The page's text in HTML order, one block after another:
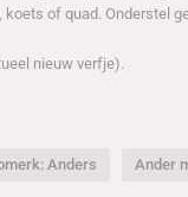
of quad. Onderstel
nieuw verfje).
Anders Ander